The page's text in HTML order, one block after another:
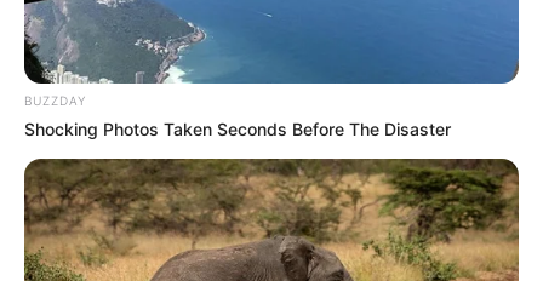
auf dem Big SUP im
Veranstaltungsplan für Murnau
am Staffelsee
Weiter mitErlebnisausflugszielen
Aber auch Besuche imKino, im Theater, imHallen- oder
Freibadoder in einem Sportcenter (z.B. Bowling, Klettern
und Indoor Soccer) können interessante Ausflugsziele für
Familien und Kinder sein. Oder mit der Familie in einen
Freizeitparkgehen. Für viele Regionen in Deutschland
BUZZDAY
Shocking Photos Taken Seconds Before The Disaster